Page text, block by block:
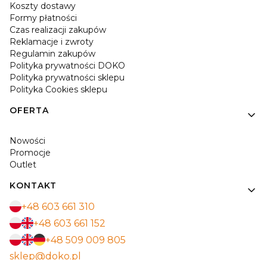
Koszty dostawy
Formy płatności
Czas realizacji zakupów
Reklamacje i zwroty
Regulamin zakupów
Polityka prywatności DOKO
Polityka prywatności sklepu
Polityka Cookies sklepu
OFERTA
Nowości
Promocje
Outlet
KONTAKT
+48 603 661 310
+48 603 661 152
+48 509 009 805
sklep@doko.pl